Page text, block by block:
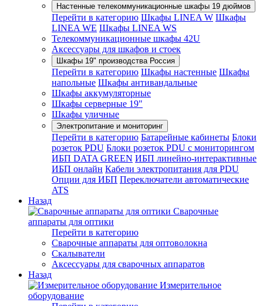
Настенные телекоммуникационные шкафы 19 дюймов
Перейти в категорию Шкафы LINEA W Шкафы
LINEA WE Шкафы LINEA WS
Телекоммуникационные шкафы 42U
Аксессуары для шкафов и стоек
Шкафы 19" производства Россия
Перейти в категорию Шкафы настенные Шкафы
напольные Шкафы антивандальные
Шкафы аккумуляторные
Шкафы серверные 19"
Шкафы уличные
Электропитание и мониторинг
Перейти в категорию Батарейные кабинеты Блоки
розеток PDU Блоки розеток PDU с мониторингом
ИБП DATA GREEN ИБП линейно-интерактивные
ИБП онлайн Кабели электропитания для PDU
Опции для ИБП Переключатели автоматические
ATS
Назад
Сварочные
аппараты для оптики
Перейти в категорию
Сварочные аппараты для оптоволокна
Скалыватели
Аксессуары для сварочных аппаратов
Назад
Измерительное
оборудование